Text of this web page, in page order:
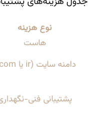
نوع هزینه
هاست
دامنه سایت (ir یا com )
پشتیبانی فنی-